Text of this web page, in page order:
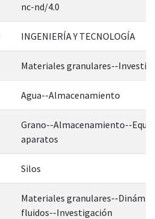
nc-nd/4.0
INGENIERÍA Y TECNOLOGÍA
Materiales granulares--
Agua--Almacenamiento
Grano--Almacenamiento--
aparatos
Silos
Materiales granulares--
fluidos--Investigación